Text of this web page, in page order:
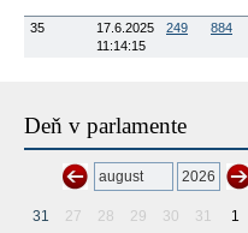
35
17.6.2025
11:14:15
249 884
Deň v parlamente
31 27 28 29 30 31 1